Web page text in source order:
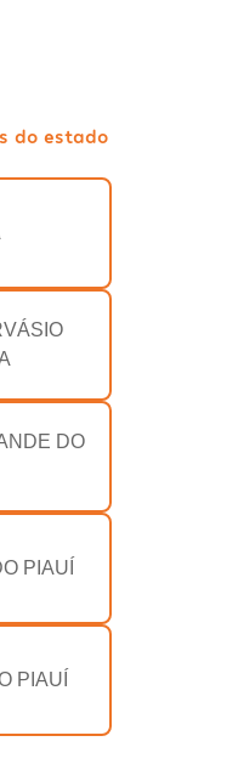
do estado
DO
PIAUÍ
PIAUÍ